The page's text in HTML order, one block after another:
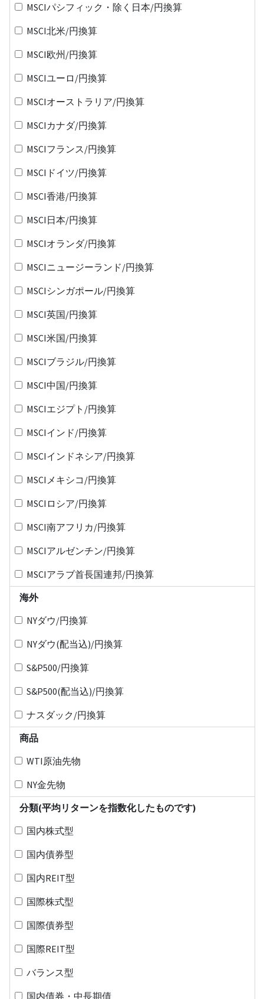
MSCIパシフィック・除く日本/円換算
MSCI北米/円換算
MSCI欧州/円換算
MSCIユーロ/円換算
MSCIオーストラリア/円換算
MSCIカナダ/円換算
MSCIフランス/円換算
MSCIドイツ/円換算
MSCI香港/円換算
MSCI日本/円換算
MSCIオランダ/円換算
MSCIニュージーランド/円換算
MSCIシンガポール/円換算
MSCI英国/円換算
MSCI米国/円換算
MSCIブラジル/円換算
MSCI中国/円換算
MSCIエジプト/円換算
MSCIインド/円換算
MSCIインドネシア/円換算
MSCIメキシコ/円換算
MSCIロシア/円換算
MSCI南アフリカ/円換算
MSCIアルゼンチン/円換算
MSCIアラブ首長国連邦/円換算
海外
NYダウ/円換算
NYダウ(配当込)/円換算
S&P500/円換算
S&P500(配当込)/円換算
ナスダック/円換算
商品
WTI原油先物
NY金先物
分類(平均リターンを指数化したものです)
国内株式型
国内債券型
国内REIT型
国際株式型
国際債券型
国際REIT型
バランス型
国内債券・中長期債